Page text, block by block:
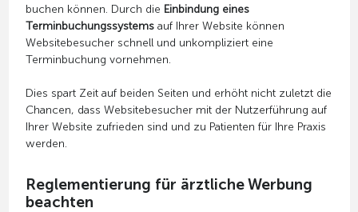
buchen können. Durch die Einbindung eines
Terminbuchungssystemsauf Ihrer Website können
Websitebesucher schnell und unkompliziert eine
Terminbuchung vornehmen.
Dies spart Zeit auf beiden Seiten und erhöht nicht zuletzt die
Chancen, dass Websitebesucher mit der Nutzerführung auf
Ihrer Website zufrieden sind und zu Patienten für Ihre Praxis
werden.
Reglementierung für ärztliche Werbung
beachten